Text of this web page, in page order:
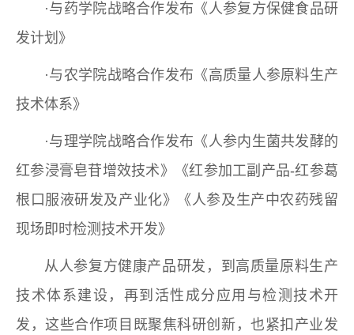
·与药学院战略合作发布《人参复方保健食品研
发计划》
·与农学院战略合作发布《高质量人参原料生产
技术体系》
·与理学院战略合作发布《人参内生菌共发酵的
红参浸膏皂苷增效技术》《红参加工副产品-红参葛
根口服液研发及产业化》《人参及生产中农药残留
现场即时检测技术开发》
从人参复方健康产品研发，到高质量原料生产
技术体系建设，再到活性成分应用与检测技术开
发，这些合作项目既聚焦科研创新，也紧扣产业发